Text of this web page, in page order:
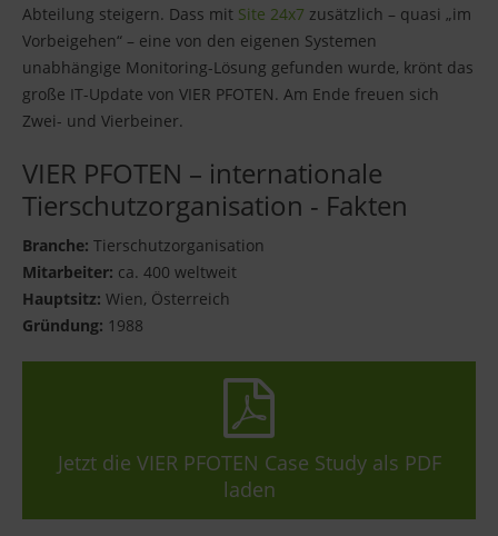
Abteilung steigern. Dass mit Site 24x7 zusätzlich – quasi „im
Vorbeigehen“ – eine von den eigenen Systemen
unabhängige Monitoring-Lösung gefunden wurde, krönt das
große IT-Update von VIER PFOTEN. Am Ende freuen sich
Zwei- und Vierbeiner.
VIER PFOTEN – internationale
Tierschutzorganisation - Fakten
Branche: Tierschutzorganisation
Mitarbeiter: ca. 400 weltweit
Hauptsitz: Wien, Österreich
Gründung: 1988
Jetzt die VIER PFOTEN Case Study als PDF
laden